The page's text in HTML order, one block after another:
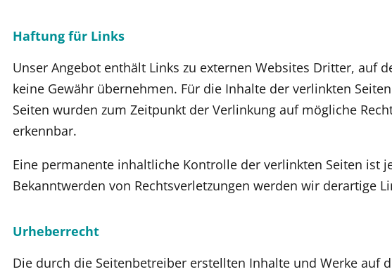
Haftung für Links
Unser Angebot enthält Links zu externen Websites Dritter, auf
keine Gewähr übernehmen. Für die Inhalte der verlinkten
Seiten wurden zum Zeitpunkt der Verlinkung auf mögliche
erkennbar.
Eine permanente inhaltliche Kontrolle der verlinkten Seiten ist
Bekanntwerden von Rechtsverletzungen werden wir derartige
Urheberrecht
Die durch die Seitenbetreiber erstellten Inhalte und Werke auf